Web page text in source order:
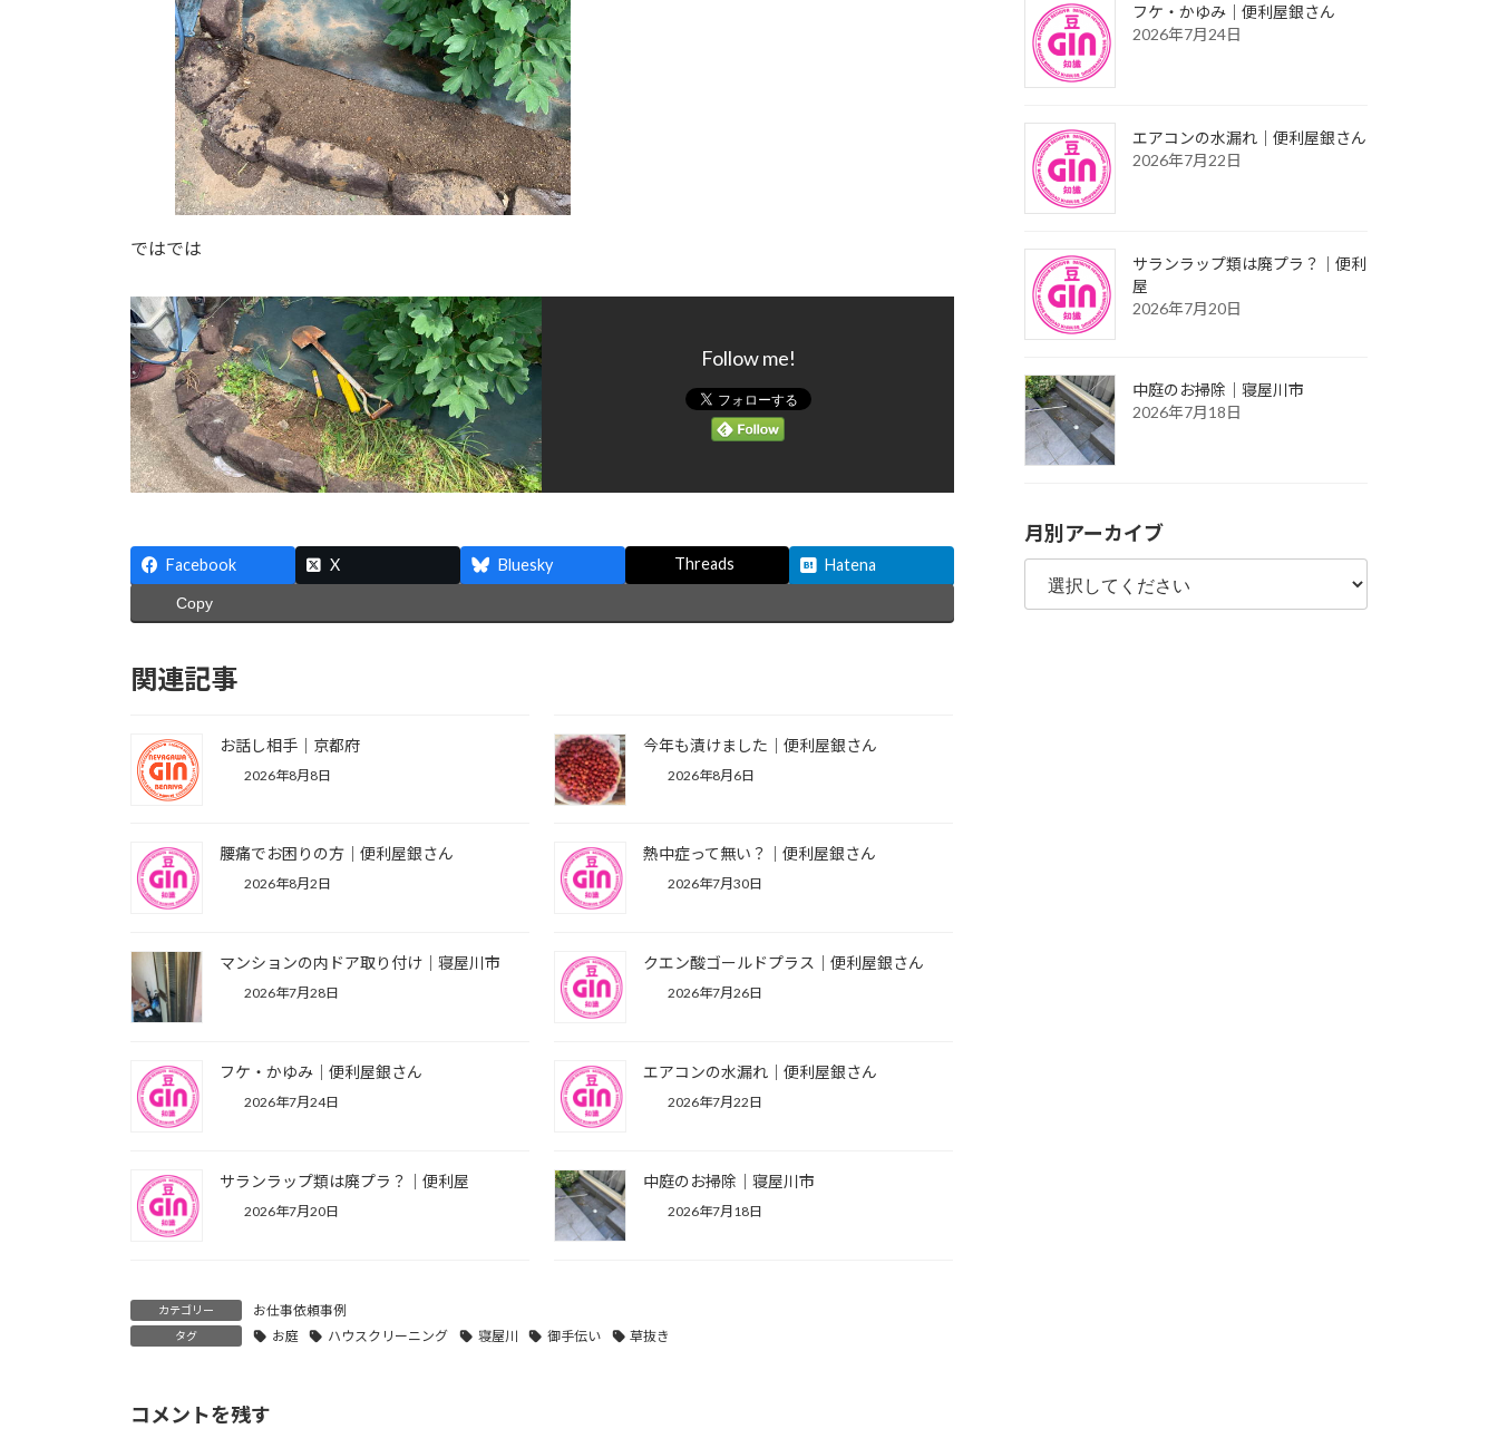
ではでは
Follow me!
Facebook X Bluesky Threads Hatena
Copy
関連記事
お話し相手｜京都府
2026年8月8日
今年も漬けました｜便利屋銀さん
2026年8月6日
腰痛でお困りの方｜便利屋銀さん
2026年8月2日
熱中症って無い？｜便利屋銀さん
2026年7月30日
マンションの内ドア取り付け｜寝屋川市
2026年7月28日
クエン酸ゴールドプラス｜便利屋銀さん
2026年7月26日
フケ・かゆみ｜便利屋銀さん
2026年7月24日
エアコンの水漏れ｜便利屋銀さん
2026年7月22日
サランラップ類は廃プラ？｜便利屋
2026年7月20日
中庭のお掃除｜寝屋川市
2026年7月18日
カテゴリー お仕事依頼事例
タグ お庭 ハウスクリーニング 寝屋川 御手伝い 草抜き
コメントを残す
フケ・かゆみ｜便利屋銀さん
2026年7月24日
エアコンの水漏れ｜便利屋銀さん
2026年7月22日
サランラップ類は廃プラ？｜便利
屋
2026年7月20日
中庭のお掃除｜寝屋川市
2026年7月18日
月別アーカイブ